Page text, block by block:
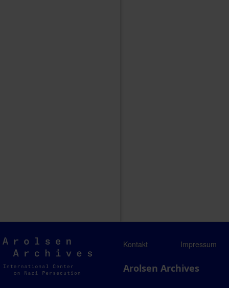
Arolsen
Archives
Kontakt Impressum
Arolsen Archives